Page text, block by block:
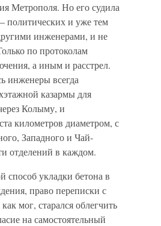
Метрополя. Но его судила
политических и уже тем
инженерами, и не
по протоколам
а иным и расстрел.
инженеры всегда
казармы для
Колыму, и
километров диаметром, с
Западного и Чай-
отделений в каждом.
укладки бетона в
право переписки с
мог, старался облегчить
на самостоятельный